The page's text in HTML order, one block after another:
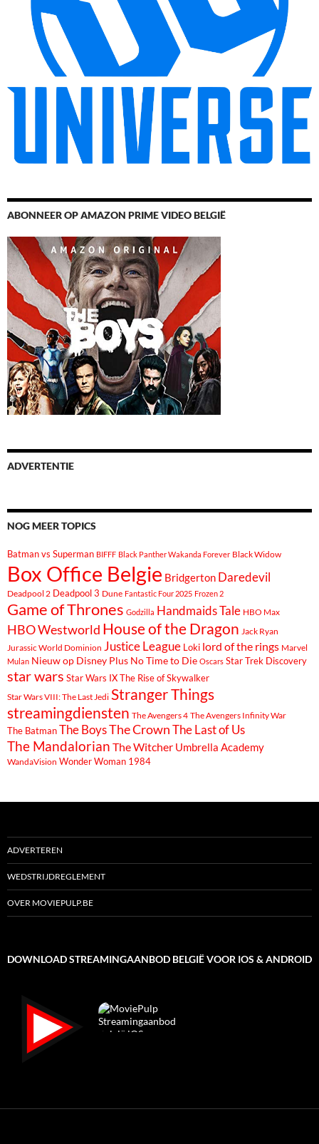
ABONNEER OP AMAZON PRIME VIDEO BELGIË
ADVERTENTIE
NOG MEER TOPICS
Batman vs Superman BIFFF Black Panther Wakanda Forever Black Widow
Box Office Belgie Bridgerton Daredevil
Deadpool 2 Deadpool 3 Dune Fantastic Four 2025 Frozen 2
Game of Thrones Godzilla Handmaids Tale HBO Max
HBO Westworld House of the Dragon Jack Ryan
Jurassic World Dominion Justice League Loki lord of the rings Marvel
Mulan Nieuw op Disney Plus No Time to Die Oscars Star Trek Discovery
star wars Star Wars IX The Rise of Skywalker
Star Wars VIII: The Last Jedi Stranger Things
streamingdiensten The Avengers 4 The Avengers Infinity War
The BatmanThe BoysThe CrownThe Last of Us
The Mandalorian The Witcher Umbrella Academy
WandaVision Wonder Woman 1984
ADVERTEREN
WEDSTRIJDREGLEMENT
OVER MOVIEPULP.BE
DOWNLOAD STREAMINGAANBOD BELGIË VOOR IOS & ANDROID